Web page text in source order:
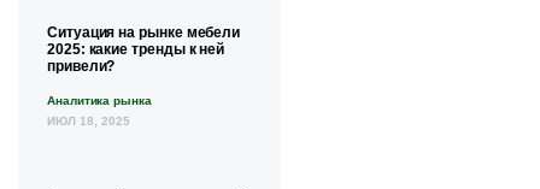
Ситуация на рынке мебели
2025: какие тренды к ней
привели?
Аналитика рынка
ИЮЛ 18, 2025